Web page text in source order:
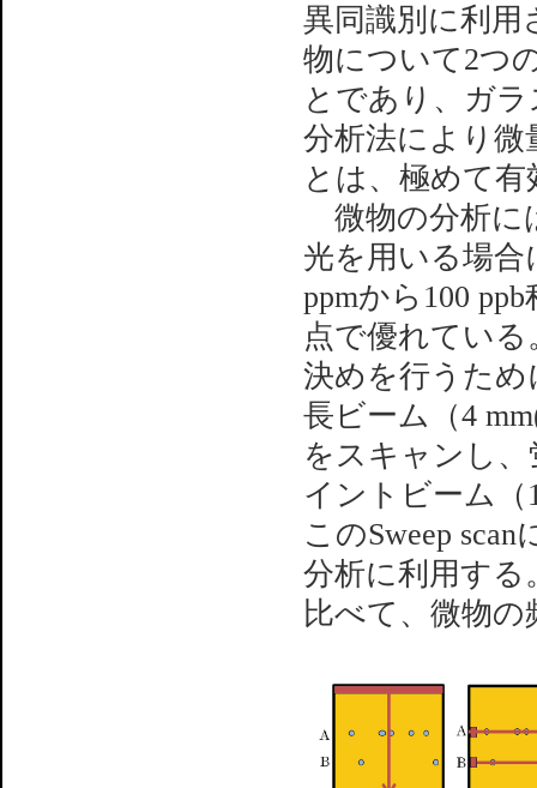
異同識別に利用
物について2つ
とであり、ガ
分析法により微
とは、極めて
微物の分析に
光を用いる場
ppmから100
点で優れてい
決めを行うため
長ビーム（4
をスキャンし
イントビーム（
このSweep
分析に利用す
比べて、微物